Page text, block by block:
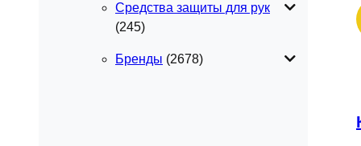
Средства защиты для рук
(245)
Бренды (2678)